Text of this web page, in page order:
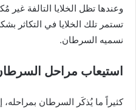
وعندها تظل الخلايا التالفة
تستمر تلك الخلايا في التكاثر
نسميه السرطان.
استيعاب مراحل
كثيراً ما يُذكَر السرطان بمراحله،